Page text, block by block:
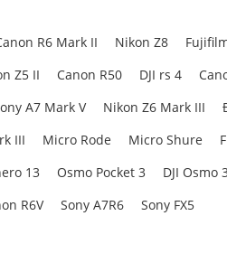
R6 Mark II Nikon Z8
Z5 II Canon R50 DJI rs 4
A7 Mark V Nikon Z6 Mark III
III Micro Rode Micro Shure
13 Osmo Pocket 3 DJI Osmo
R6V Sony A7R6 Sony FX5